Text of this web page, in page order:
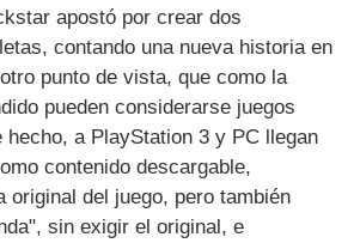
apostó por crear dos
contando una nueva historia en
punto de vista, que como la
pueden considerarse juegos
hecho, a PlayStation 3 y PC llegan
contenido descargable,
original del juego, pero también
sin exigir el original, e